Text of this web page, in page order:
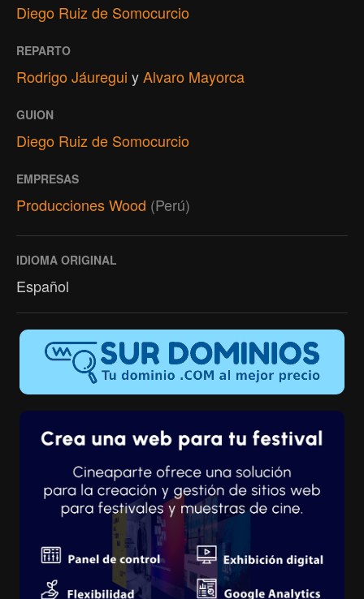
Diego Ruiz de Somocurcio
REPARTO
Rodrigo Jáuregui yAlvaro Mayorca
GUION
Diego Ruiz de Somocurcio
EMPRESAS
Producciones Wood (Perú)
IDIOMA ORIGINAL
Español